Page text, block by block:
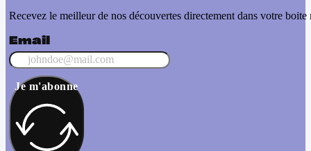
Recevez le meilleur de nos découvertes directement dans votre boite
Email
Je m'abonne